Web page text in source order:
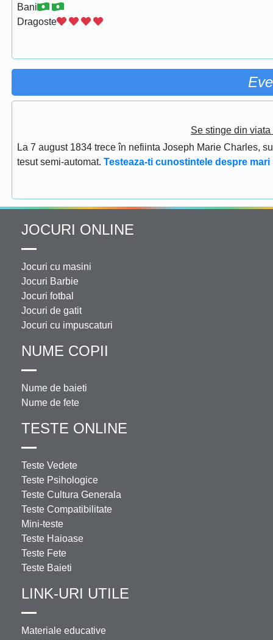
Bani
Dragoste
Se stinge din
La 7 august 1834 trece în nefiinta Joseph Marie Charles,
tesut semi-automat. Testeaza-ti cunostintele despre
JOCURI ONLINE
Jocuri cu masini
Jocuri Barbie
Jocuri fotbal
Jocuri de gatit
Jocuri cu impuscaturi
NUME COPII
Nume de baieti
Nume de fete
TESTE ONLINE
Teste Vedete
Teste Psihologice
Teste Cultura Generala
Teste Compatibilitate
Mini-teste
Teste Haioase
Teste Fete
Teste Baieti
LINK-URI UTILE
Materiale educative